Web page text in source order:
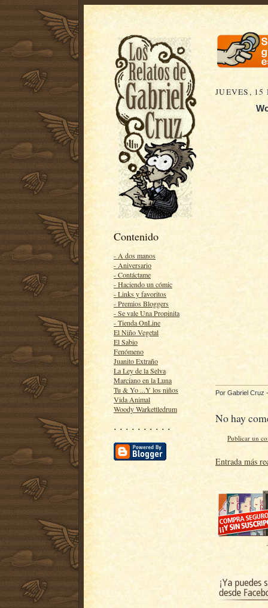
Contenido
- A dos manos
- Aniversario
- Contáctame
- Haciendo un cómic
- Links y favoritos
- Premios Bloggers
- Se vale Una Propinita
- Tienda OnLine
El Niño Vegetal
El Sabio
Fenómeno
Juanito Extraño
La Ley de la Selva
Marciano en la Luna
Tu & Yo ...Y los niños
Vida Animal
Woody Warkettledrum
· · · · · · · · · ·
JUEVES, 15
Por Gabriel Cruz
No hay
Publicar un
Entrada más